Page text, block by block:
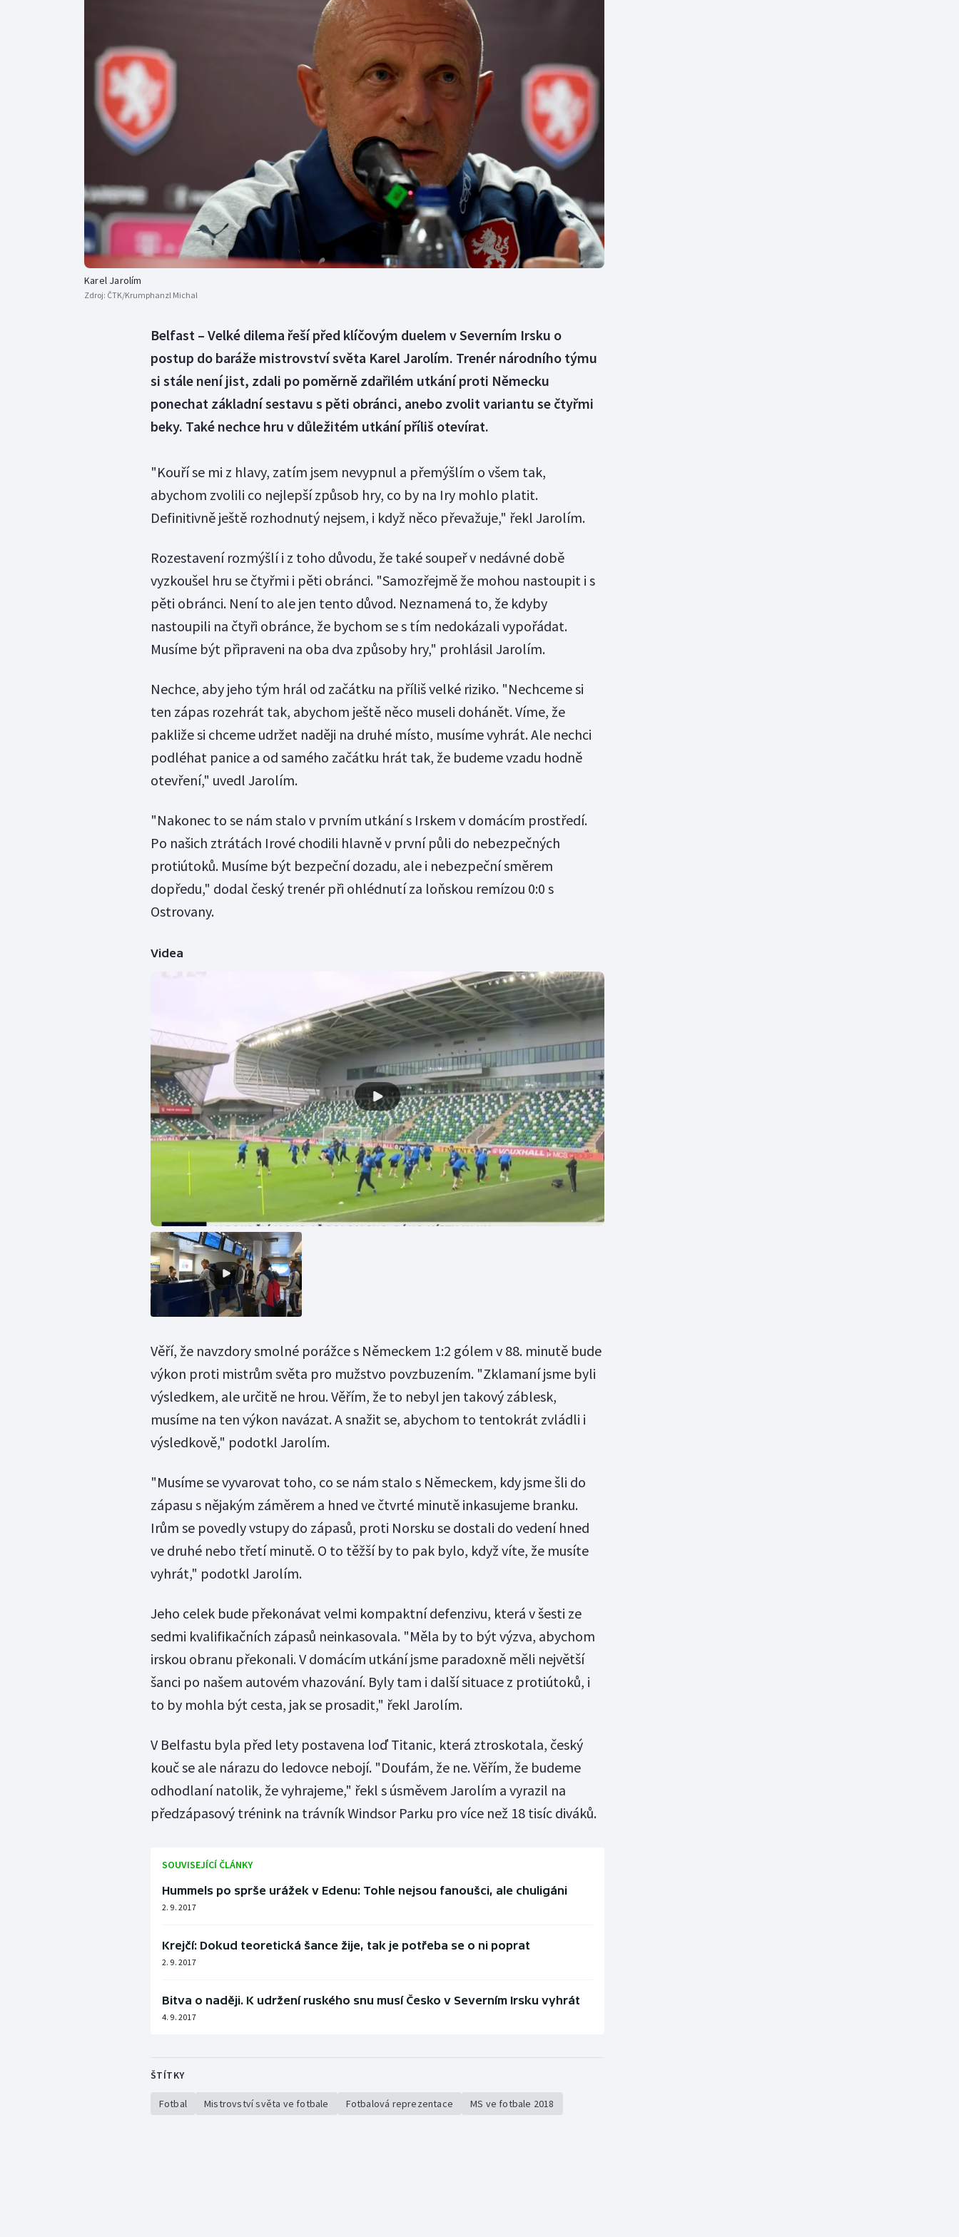
Gymnastika
Moderní pětiboj
Motorsport
Olympijské hry
Parasport
Plavání
Plážový volejbal
Vodní slalom
Volejbal
Ostatní
Karel Jarolím
Zdroj: ČTK/Krumphanzl Michal
Belfast – Velké dilema řeší před klíčovým duelem v Severním Irsku o
postup do baráže mistrovství světa Karel Jarolím. Trenér národního týmu
si stále není jist, zdali po poměrně zdařilém utkání proti Německu
ponechat základní sestavu s pěti obránci, anebo zvolit variantu se čtyřmi
beky. Také nechce hru v důležitém utkání příliš otevírat.
"Kouří se mi z hlavy, zatím jsem nevypnul a přemýšlím o všem tak,
abychom zvolili co nejlepší způsob hry, co by na Iry mohlo platit.
Definitivně ještě rozhodnutý nejsem, i když něco převažuje," řekl Jarolím.
Rozestavení rozmýšlí i z toho důvodu, že také soupeř v nedávné době
vyzkoušel hru se čtyřmi i pěti obránci. "Samozřejmě že mohou nastoupit i s
pěti obránci. Není to ale jen tento důvod. Neznamená to, že kdyby
nastoupili na čtyři obránce, že bychom se s tím nedokázali vypořádat.
Musíme být připraveni na oba dva způsoby hry," prohlásil Jarolím.
Nechce, aby jeho tým hrál od začátku na příliš velké riziko. "Nechceme si
ten zápas rozehrát tak, abychom ještě něco museli dohánět. Víme, že
pakliže si chceme udržet naději na druhé místo, musíme vyhrát. Ale nechci
podléhat panice a od samého začátku hrát tak, že budeme vzadu hodně
otevření," uvedl Jarolím.
"Nakonec to se nám stalo v prvním utkání s Irskem v domácím prostředí.
Po našich ztrátách Irové chodili hlavně v první půli do nebezpečných
protiútoků. Musíme být bezpeční dozadu, ale i nebezpeční směrem
dopředu," dodal český trenér při ohlédnutí za loňskou remízou 0:0 s
Ostrovany.
Videa
Věří, že navzdory smolné porážce s Německem 1:2 gólem v 88. minutě bude
výkon proti mistrům světa pro mužstvo povzbuzením. "Zklamaní jsme byli
výsledkem, ale určitě ne hrou. Věřím, že to nebyl jen takový záblesk,
musíme na ten výkon navázat. A snažit se, abychom to tentokrát zvládli i
výsledkově," podotkl Jarolím.
"Musíme se vyvarovat toho, co se nám stalo s Německem, kdy jsme šli do
zápasu s nějakým záměrem a hned ve čtvrté minutě inkasujeme branku.
Irům se povedly vstupy do zápasů, proti Norsku se dostali do vedení hned
ve druhé nebo třetí minutě. O to těžší by to pak bylo, když víte, že musíte
vyhrát," podotkl Jarolím.
Jeho celek bude překonávat velmi kompaktní defenzivu, která v šesti ze
sedmi kvalifikačních zápasů neinkasovala. "Měla by to být výzva, abychom
irskou obranu překonali. V domácím utkání jsme paradoxně měli největší
šanci po našem autovém vhazování. Byly tam i další situace z protiútoků, i
to by mohla být cesta, jak se prosadit," řekl Jarolím.
V Belfastu byla před lety postavena loď Titanic, která ztroskotala, český
kouč se ale nárazu do ledovce nebojí. "Doufám, že ne. Věřím, že budeme
odhodlaní natolik, že vyhrajeme," řekl s úsměvem Jarolím a vyrazil na
předzápasový trénink na trávník Windsor Parku pro více než 18 tisíc diváků.
SOUVISEJÍCÍ ČLÁNKY
Hummels po sprše urážek v Edenu: Tohle nejsou fanoušci, ale chuligáni
2. 9. 2017
Krejčí: Dokud teoretická šance žije, tak je potřeba se o ni poprat
2. 9. 2017
Bitva o naději. K udržení ruského snu musí Česko v Severním Irsku vyhrát
4. 9. 2017
ŠTÍTKY
Fotbal Mistrovství světa ve fotbale Fotbalová reprezentace MS ve fotbale 2018